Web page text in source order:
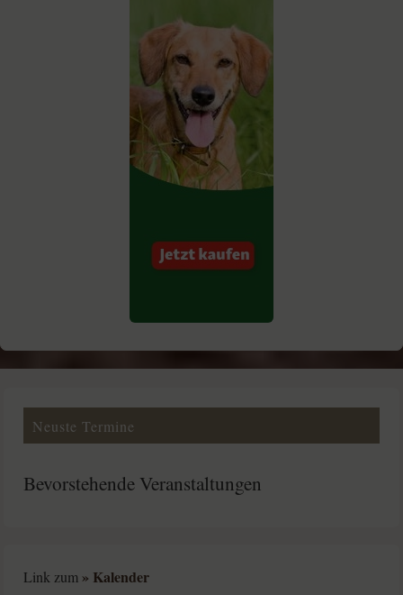
Neuste Termine
Bevorstehende Veranstaltungen
Link zum» Kalender